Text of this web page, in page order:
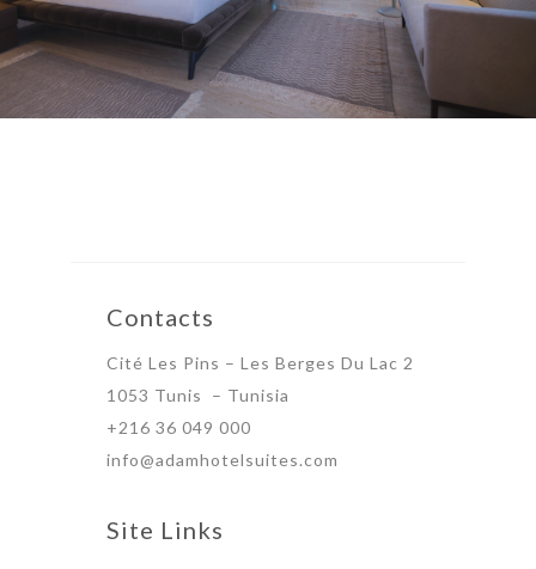
Contacts
Cité Les Pins – Les Berges Du Lac 2
1053 Tunis – Tunisia
+216 36 049 000
info@adamhotelsuites.com
Site Links